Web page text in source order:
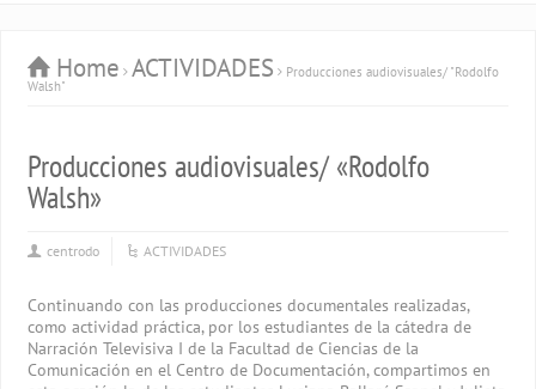
Home ACTIVIDADES
Producciones audiovisuales/ "Rodolfo
Walsh"
Producciones audiovisuales/ «Rodolfo
Walsh»
centrodo ACTIVIDADES
Continuando con las producciones documentales realizadas,
como actividad práctica, por los estudiantes de la cátedra de
Narración Televisiva I de la Facultad de Ciencias de la
Comunicación en el Centro de Documentación, compartimos en